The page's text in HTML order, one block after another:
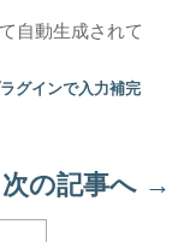
自動生成されて
グインで入力補完
次の記事へ →